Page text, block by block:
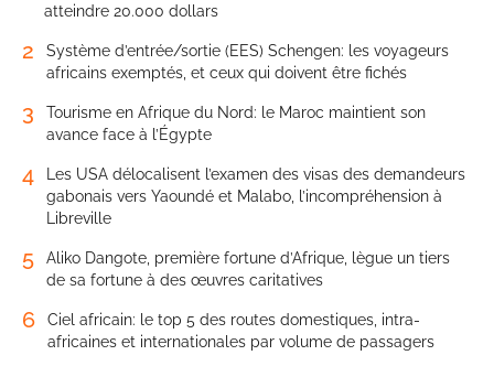
atteindre 20.000 dollars
2
Système d’entrée/sortie (EES) Schengen: les voyageurs
africains exemptés, et ceux qui doivent être fichés
3
Tourisme en Afrique du Nord: le Maroc maintient son
avance face à l’Égypte
4
Les USA délocalisent l’examen des visas des demandeurs
gabonais vers Yaoundé et Malabo, l’incompréhension à
Libreville
5
Aliko Dangote, première fortune d’Afrique, lègue un tiers
de sa fortune à des œuvres caritatives
6
Ciel africain: le top 5 des routes domestiques, intra-
africaines et internationales par volume de passagers